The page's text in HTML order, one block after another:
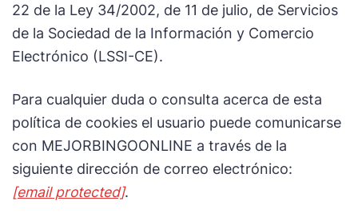
22 de la Ley 34/2002, de 11 de julio, de Servicios
de la Sociedad de la Información y Comercio
Electrónico (LSSI-CE).
Para cualquier duda o consulta acerca de esta
política de cookies el usuario puede comunicarse
con MEJORBINGOONLINE a través de la
siguiente dirección de correo electrónico:
[email protected].